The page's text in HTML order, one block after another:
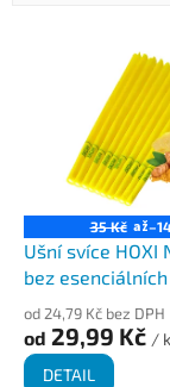
u
Nejdražší
Abecedně
35 Kč až
Ušní svíce HOXI
bez
volně balené
od 24,79 Kč bez DPH
od 29,99 Kč /
DETAIL